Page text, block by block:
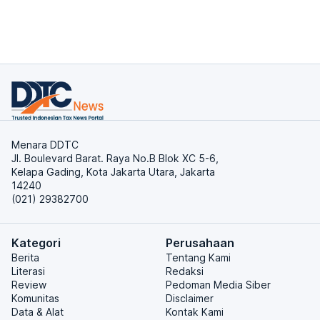
Menara DDTC
Jl. Boulevard Barat. Raya No.B Blok XC 5-6,
Kelapa Gading, Kota Jakarta Utara, Jakarta
14240
(021) 29382700
Kategori
Berita
Literasi
Review
Komunitas
Data & Alat
Perusahaan
Tentang Kami
Redaksi
Pedoman Media Siber
Disclaimer
Kontak Kami